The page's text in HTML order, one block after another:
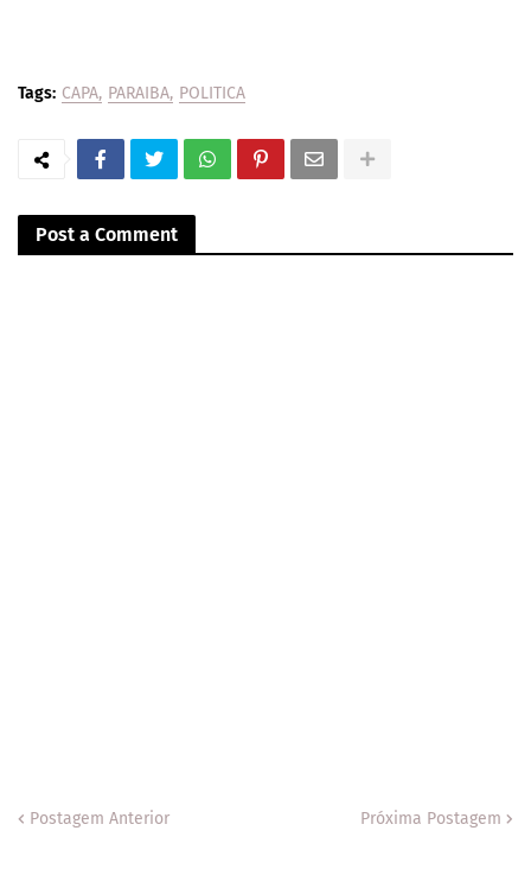
Tags: CAPA PARAIBA POLITICA
Post a Comment
Postagem Anterior Próxima Postagem